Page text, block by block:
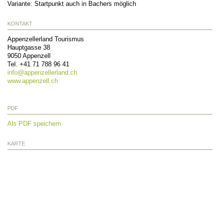
Variante: Startpunkt auch in Bachers möglich
KONTAKT
Appenzellerland Tourismus
Hauptgasse 38
9050 Appenzell
Tel. +41 71 788 96 41
info@appenzellerland.ch
www.appenzell.ch
PDF
Als PDF speichern
KARTE